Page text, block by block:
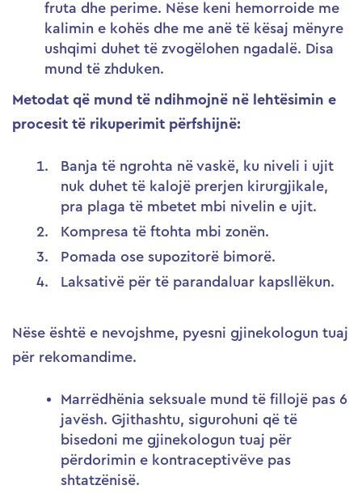
fruta dhe perime. Nëse keni hemorroide me
kalimin e kohës dhe me anë të kësaj mënyre
ushqimi duhet të zvogëlohen ngadalë. Disa
mund të zhduken.
Metodat që mund të ndihmojnë në lehtësimin e
procesit të rikuperimit përfshijnë:
Banja të ngrohta në vaskë, ku niveli i ujit
nuk duhet të kalojë prerjen kirurgjikale,
pra plaga të mbetet mbi nivelin e ujit.
Kompresa të ftohta mbi zonën.
Pomada ose supozitorë bimorë.
Laksativë për të parandaluar kapsllëkun.
Nëse është e nevojshme, pyesni gjinekologun tuaj
për rekomandime.
Marrëdhënia seksuale mund të fillojë pas 6
javësh. Gjithashtu, sigurohuni që të
bisedoni me gjinekologun tuaj për
përdorimin e kontraceptivëve pas
shtatzënisë.